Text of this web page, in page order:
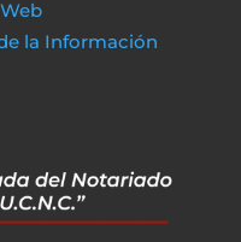
la Información